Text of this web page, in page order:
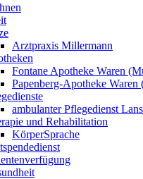
Arztpraxis Millermann
Fontane Apotheke Waren
Papenberg-Apotheke Waren
ambulanter Pflegedienst
und Rehabilitation
KörperSprache